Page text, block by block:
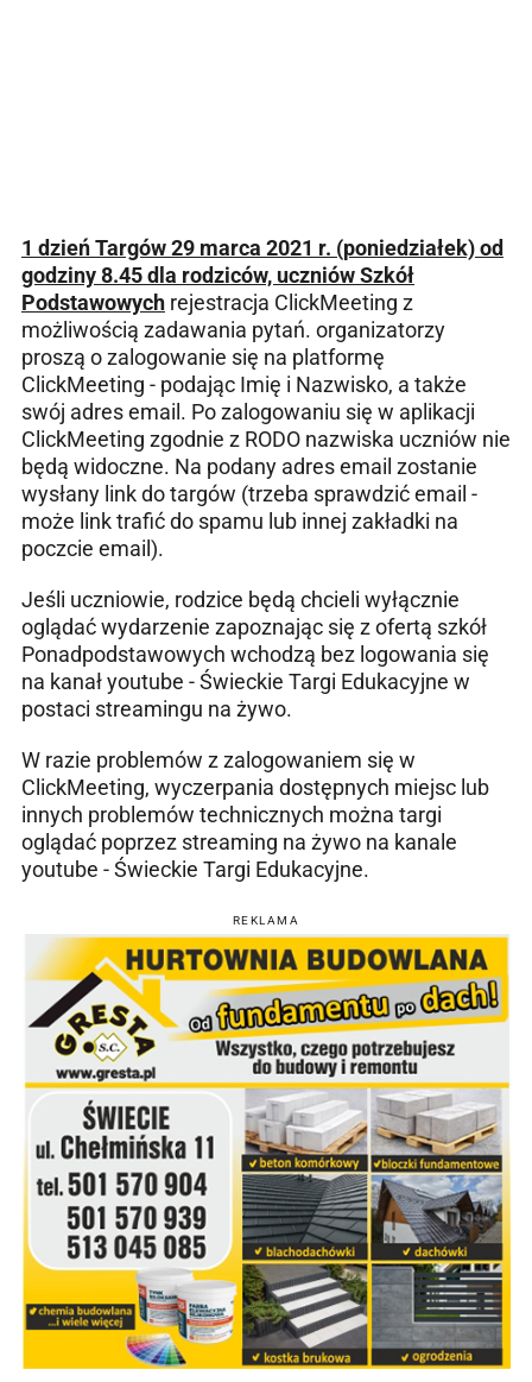
1 dzień Targów 29 marca 2021 r. (poniedziałek) od
godziny 8.45 dla rodziców, uczniów Szkół
Podstawowych rejestracja ClickMeeting z
możliwością zadawania pytań. organizatorzy
proszą o zalogowanie się na platformę
ClickMeeting - podając Imię i Nazwisko, a także
swój adres email. Po zalogowaniu się w aplikacji
ClickMeeting zgodnie z RODO nazwiska uczniów nie
będą widoczne. Na podany adres email zostanie
wysłany link do targów (trzeba sprawdzić email -
może link trafić do spamu lub innej zakładki na
poczcie email).
Jeśli uczniowie, rodzice będą chcieli wyłącznie
oglądać wydarzenie zapoznając się z ofertą szkół
Ponadpodstawowych wchodzą bez logowania się
na kanał youtube - Świeckie Targi Edukacyjne w
postaci streamingu na żywo.
W razie problemów z zalogowaniem się w
ClickMeeting, wyczerpania dostępnych miejsc lub
innych problemów technicznych można targi
oglądać poprzez streaming na żywo na kanale
youtube - Świeckie Targi Edukacyjne.
REKLAMA